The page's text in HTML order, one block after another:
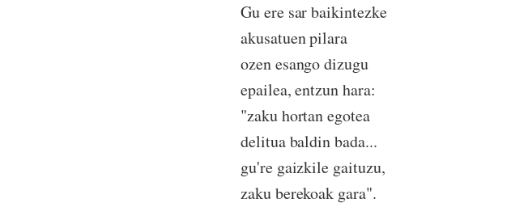
Gu ere sar baikintezke
akusatuen pilara
ozen esango dizugu
epailea, entzun hara:
"zaku hortan egotea
delitua baldin bada...
gu're gaizkile gaituzu,
zaku berekoak gara".